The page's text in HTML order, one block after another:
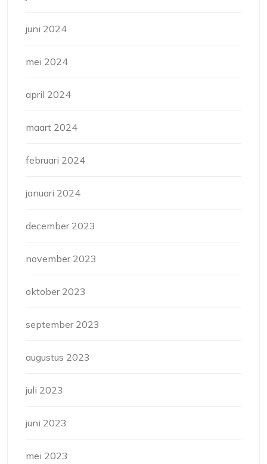
juni 2024
mei 2024
april 2024
maart 2024
februari 2024
januari 2024
december 2023
november 2023
oktober 2023
september 2023
augustus 2023
juli 2023
juni 2023
mei 2023